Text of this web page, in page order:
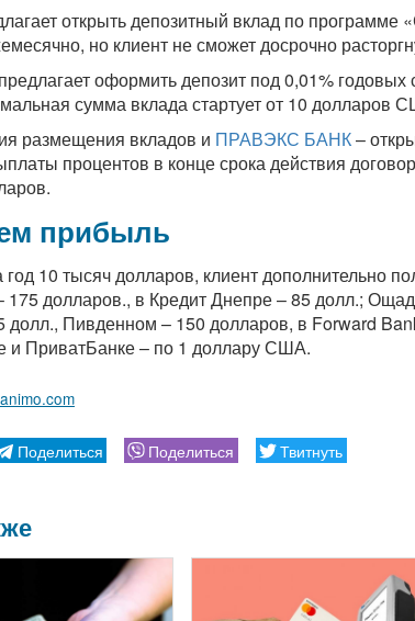
открыть депозитный вклад по
но клиент не сможет досрочно
оформить депозит под 0,01%
сумма вклада стартует от 10 долларов
размещения вкладов и ПРАВЭКС БАНК–
процентов в конце срока действия
прибыль
10 тысяч долларов, клиент дополнительно
долларов., в Кредит Днепре – 85 долл.;
долл., Пивденном – 150 долларов, в Forward
ПриватБанке – по 1 доллару США.